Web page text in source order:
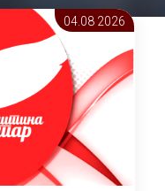
04.08 2026